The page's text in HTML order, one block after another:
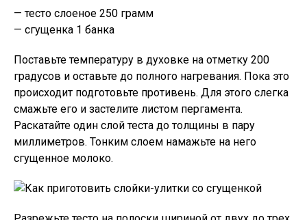
— тесто слоеное 250 грамм
— сгущенка 1 банка
Поставьте температуру в духовке на отметку 200
градусов и оставьте до полного нагревания. Пока это
происходит подготовьте противень. Для этого слегка
смажьте его и застелите листом пергамента.
Раскатайте один слой теста до толщины в пару
миллиметров. Тонким слоем намажьте на него
сгущенное молоко.